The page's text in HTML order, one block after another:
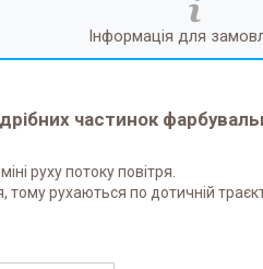
Інформація для
частинок
руху потоку повітря.
рухаються по дотичній